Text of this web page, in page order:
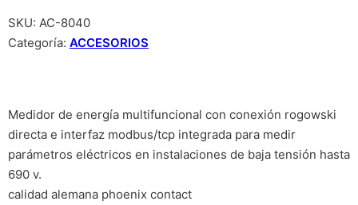
SKU: AC-8040
Categoría: ACCESORIOS
Medidor de energía multifuncional con conexión rogowski
directa e interfaz modbus/tcp integrada para medir
parámetros eléctricos en instalaciones de baja tensión hasta
690 v.
calidad alemana phoenix contact